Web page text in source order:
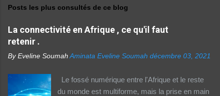
Posts les plus consultés de ce blog
La connectivité en Afrique , ce qu'il faut
retenir .
By Eveline Soumah Aminata Eveline Soumah décembre 03, 2021
Le fossé numérique entre l'Afrique et le reste
du monde est multiforme, mais la prise en main